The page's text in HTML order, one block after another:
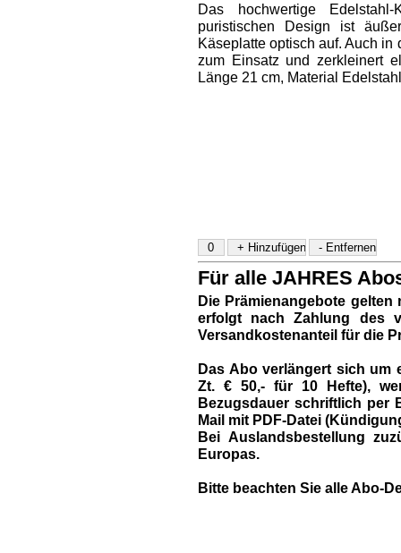
Das hochwertige
puristischen Design ist
Käseplatte optisch auf. Auch in
zum Einsatz und zerkleinert
Länge 21 cm, Material
Für alle JAHRES
Die Prämienangebote
erfolgt nach Zahlung des
Versandkostenanteil für die
Das Abo verlängert sich um
Zt. € 50,- für 10 Hefte),
Bezugsdauer schriftlich per
Mail mit PDF-Datei
Bei Auslandsbestellung
Europas.
Bitte beachten Sie alle Abo-